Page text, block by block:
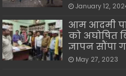
January 12,
आम आदमी
को अघोषित
ज्ञापन सौंपा
May 27, 2023